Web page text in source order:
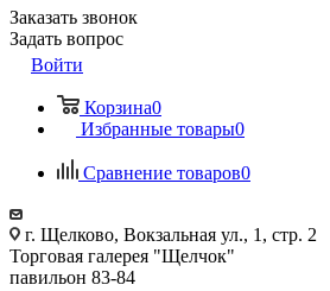
Заказать звонок
Задать вопрос
Войти
Корзина0
Избранные товары0
Сравнение товаров0
г. Щелково, Вокзальная ул., 1, стр. 2
Торговая галерея "Щелчок"
павильон 83-84